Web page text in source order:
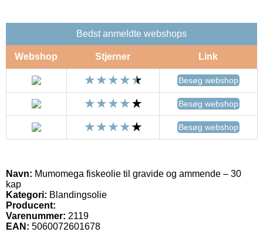
Bedst anmeldte webshops
Webshop Stjerner Link
Besøg webshop
Besøg webshop
Besøg webshop
Navn: Mumomega fiskeolie til gravide og ammende – 30
kap
Kategori: Blandingsolie
Producent:
Varenummer: 2119
EAN: 5060072601678